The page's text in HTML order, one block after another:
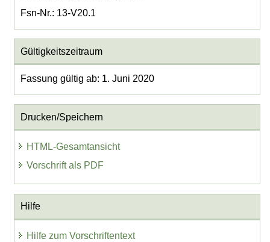
Fsn-Nr.: 13-V20.1
Gültigkeitszeitraum
Fassung gültig ab: 1. Juni 2020
Drucken/Speichern
HTML-Gesamtansicht
Vorschrift als PDF
Hilfe
Hilfe zum Vorschriftentext